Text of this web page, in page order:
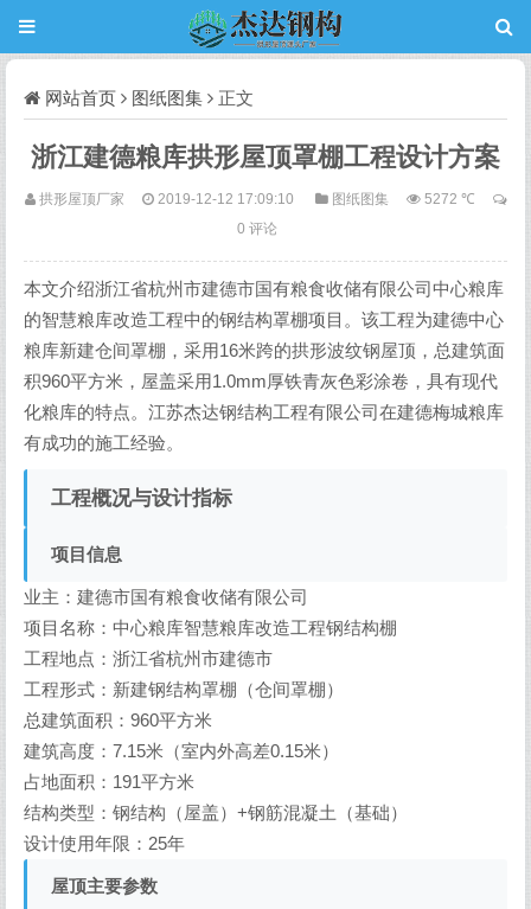
网站首页 图纸图集 正文
浙江建德粮库拱形屋顶罩棚工程设计方案
拱形屋顶厂家 2019-12-12 17:09:10 图纸图集
5272 ℃
0 评论
本文介绍浙江省杭州市建德市国有粮食收储有限公司中心粮库
的智慧粮库改造工程中的钢结构罩棚项目。该工程为建德中心
粮库新建仓间罩棚，采用16米跨的拱形波纹钢屋顶，总建筑面
积960平方米，屋盖采用1.0mm厚铁青灰色彩涂卷，具有现代
化粮库的特点。江苏杰达钢结构工程有限公司在建德梅城粮库
有成功的施工经验。
工程概况与设计指标
项目信息
业主：建德市国有粮食收储有限公司
项目名称：中心粮库智慧粮库改造工程钢结构棚
工程地点：浙江省杭州市建德市
工程形式：新建钢结构罩棚（仓间罩棚）
总建筑面积：960平方米
建筑高度：7.15米（室内外高差0.15米）
占地面积：191平方米
结构类型：钢结构（屋盖）+钢筋混凝土（基础）
设计使用年限：25年
屋顶主要参数